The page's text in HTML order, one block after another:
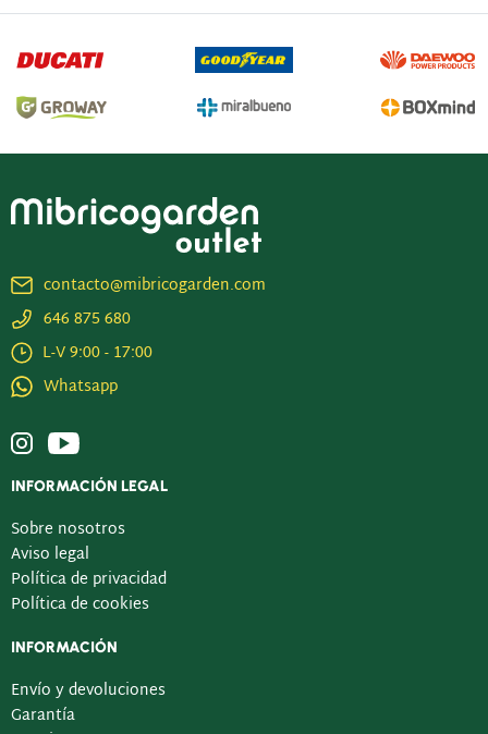
contacto@mibricogarden.com
646 875 680
L-V 9:00 - 17:00
Whatsapp
INFORMACIÓN LEGAL
Sobre nosotros
Aviso legal
Política de privacidad
Política de cookies
INFORMACIÓN
Envío y devoluciones
Garantía